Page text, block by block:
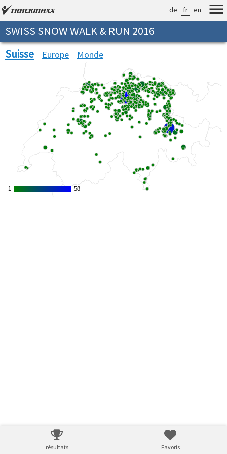
de fr en
SWISS SNOW WALK & RUN 2016
Suisse Europe Monde
11 58
58
résultats Favoris